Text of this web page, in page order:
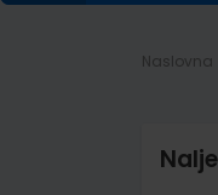
Naslovna